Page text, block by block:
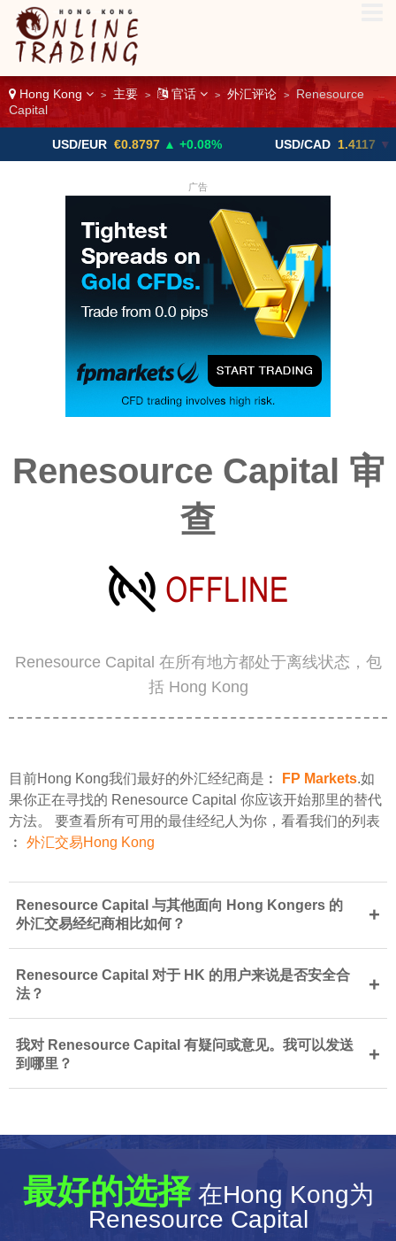
Hong Kong > 主要 > 官话 > 外汇评论 >
Renesource
Capital
€0.8797 ▲ +0.08% USD/CAD 1.4117 ▼ -0.05%
广告
Renesource Capital 审
查
Renesource Capital 在所有地方都处于离线状态，包
括 Hong Kong
目前Hong Kong我们最好的外汇经纪商是︰ FP Markets.如
果你正在寻找的 Renesource Capital 你应该开始那里的替代
方法。 要查看所有可用的最佳经纪人为你，看看我们的列表
︰ 外汇交易Hong Kong
Renesource Capital 与其他面向 Hong Kongers 的
外汇交易经纪商相比如何？
+
Renesource Capital 对于 HK 的用户来说是否安全合
法？
+
我对 Renesource Capital 有疑问或意见。我可以发送
到哪里？
+
最好的选择在Hong Kong为
Renesource Capital